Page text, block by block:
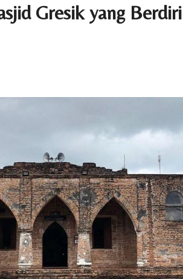
Gresik yang